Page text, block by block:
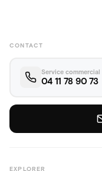
EXPLORER
CONTACT
Service commercial
04 11 78 90 73